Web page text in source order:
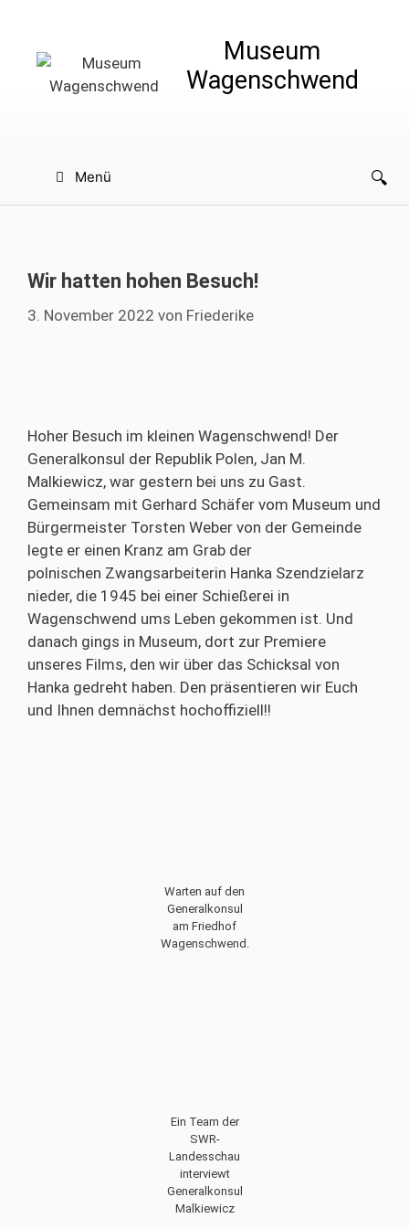
springen
Museum
Wagenschwend
Menü
Wir hatten hohen Besuch!
3. November 2022 von Friederike
Hoher Besuch im kleinen Wagenschwend! Der
Generalkonsul der Republik Polen, Jan M.
Malkiewicz, war gestern bei uns zu Gast.
Gemeinsam mit Gerhard Schäfer vom Museum und
Bürgermeister Torsten Weber von der Gemeinde
legte er einen Kranz am Grab der
polnischen Zwangsarbeiterin Hanka Szendzielarz
nieder, die 1945 bei einer Schießerei in
Wagenschwend ums Leben gekommen ist. Und
danach gings in Museum, dort zur Premiere
unseres Films, den wir über das Schicksal von
Hanka gedreht haben. Den präsentieren wir Euch
und Ihnen demnächst hochoffiziell!!
Warten auf den
Generalkonsul
am Friedhof
Wagenschwend.
Ein Team der
SWR-
Landesschau
interviewt
Generalkonsul
Malkiewicz